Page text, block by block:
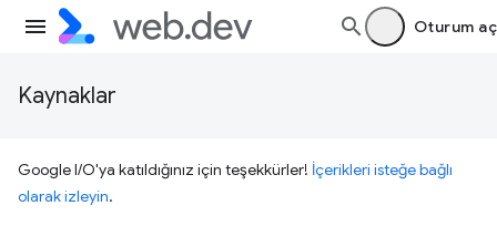
Oturum aç
Kaynaklar
Google I/O'ya katıldığınız için teşekkürler! İçerikleri isteğe bağlı
olarak izleyin.